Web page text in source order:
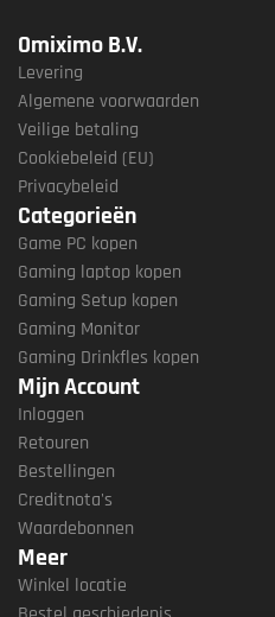
Omiximo B.V.
Levering
Algemene voorwaarden
Veilige betaling
Cookiebeleid (EU)
Privacybeleid
Categorieën
Game PC kopen
Gaming laptop kopen
Gaming Setup kopen
Gaming Monitor
Gaming Drinkfles kopen
Mijn Account
Inloggen
Retouren
Bestellingen
Creditnota's
Waardebonnen
Meer
Winkel locatie